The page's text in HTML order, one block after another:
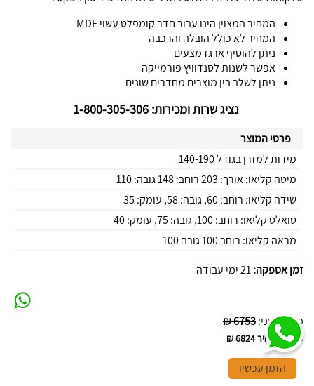
המחיר המצוין הינו עבור חדר קומפלט עשוי MDF
המחיר לא כולל הובלה והרכבה
ניתן להוסיף ארגז מצעים
אפשר לשנות לסנדוויץ פורמייקה
ניתן לשלב בין מוצרים מחדרים שונים
נציג שרות ומכירות: 1-800-305-306
פרטי המוצר
מידות למזרן בגודל 140-190
מיטה קליאו: אורך: 203 רוחב: 148 גובה: 110
שידה קליאו: רוחב: 60, גובה: 58, עומק: 35
טואלט קליאו: רוחב: 100, גובה: 75, עומק: 40
מראה קליאו: רוחב 100 גובה 100
זמן אספקה:21 ימי עבודה
מחיר לפני:
6753 ₪
סה"כ המחיר6824 ₪
הזמן עכשיו